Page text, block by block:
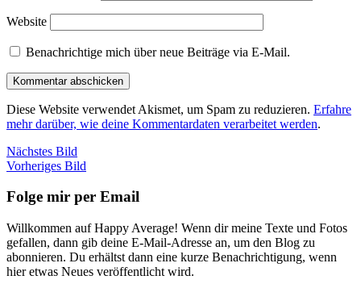
Website
Benachrichtige mich über neue Beiträge via E-Mail.
Diese Website verwendet Akismet, um Spam zu reduzieren. Erfahre
mehr darüber, wie deine Kommentardaten verarbeitet werden.
Nächstes Bild
Vorheriges Bild
Folge mir per Email
Willkommen auf Happy Average! Wenn dir meine Texte und Fotos
gefallen, dann gib deine E-Mail-Adresse an, um den Blog zu
abonnieren. Du erhältst dann eine kurze Benachrichtigung, wenn
hier etwas Neues veröffentlicht wird.